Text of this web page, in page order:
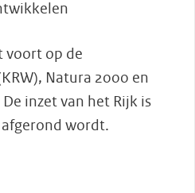
voort op de
Natura 2000 en
inzet van het Rijk is
afgerond wordt.